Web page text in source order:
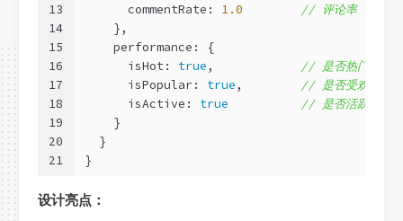
13
14
15
16
17
18
19
20
21
      commentRate:
1.0
// 评论率
    },
    performance: {
      isHot:
true,
// 是否热门
      isPopular:
true,
// 是否受欢迎
      isActive:
true
// 是否活跃
    }
  }
}
设计亮点：